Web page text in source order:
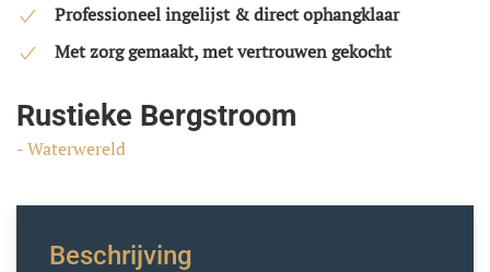
Professioneel ingelijst & direct ophangklaar
Met zorg gemaakt, met vertrouwen gekocht
Rustieke Bergstroom
- Waterwereld
Beschrijving